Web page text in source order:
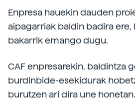
Enpresa hauekin dauden
aipagarriak baldin badira
bakarrik emango dugu.
CAF enpresarekin, baldintza
burdinbide-esekidurak
burutzen ari dira une honetan.